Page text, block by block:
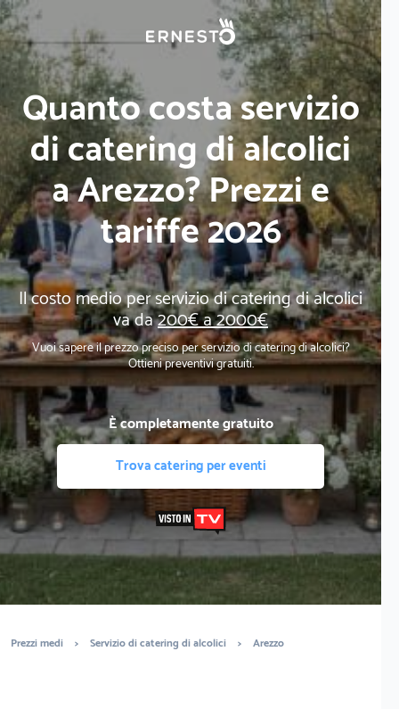
Quanto costa servizio
di catering di alcolici
a Arezzo? Prezzi e
tariffe 2026
Il costo medio per servizio di catering di alcolici
va da200€ a 2000€
Vuoi sapere il prezzo preciso per servizio di catering di alcolici?
Ottieni preventivi gratuiti.
È completamente gratuito
Trova catering per eventi
Prezzi medi > Servizio di catering di alcolici > Arezzo